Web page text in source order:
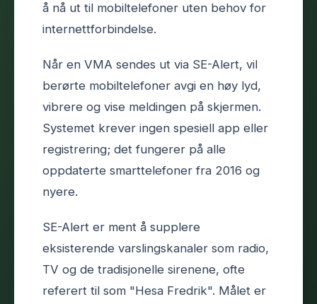
å nå ut til mobiltelefoner uten behov for
internettforbindelse.
Når en VMA sendes ut via SE-Alert, vil
berørte mobiltelefoner avgi en høy lyd,
vibrere og vise meldingen på skjermen.
Systemet krever ingen spesiell app eller
registrering; det fungerer på alle
oppdaterte smarttelefoner fra 2016 og
nyere.
SE-Alert er ment å supplere
eksisterende varslingskanaler som radio,
TV og de tradisjonelle sirenene, ofte
referert til som "Hesa Fredrik". Målet er